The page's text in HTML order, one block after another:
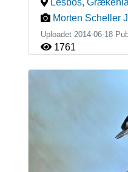
Lesbos,
Morten Scheller
Uploadet 2014-06-18
1761